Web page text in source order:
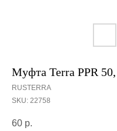
Муфта Terra PPR
RUSTERRA
SKU: 22758
60 р.